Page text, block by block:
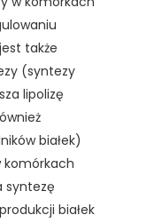
także
(syntezy
lipolizę
białek)
komórkach
syntezę
białek